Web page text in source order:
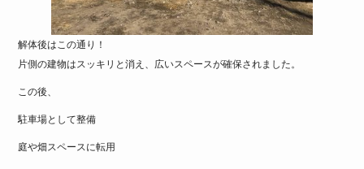
解体後はこの通り！
片側の建物はスッキリと消え、広いスペースが確保されました。
この後、
駐車場として整備
庭や畑スペースに転用